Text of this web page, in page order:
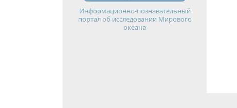
Информационно-познавательный
портал об исследовании Мирового
океана